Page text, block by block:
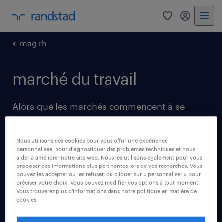
0 my
mag rh
marché du travail
Alors que les marchés commencent à se
stabiliser et que les niveaux de production
retrouvent lentement leur niveau d'avant la
pandémie, les entreprises du monde entier
doivent faire face à un autre défi : le déficit de
main d’œuvre. Savoir plus.
voir tous les articles
Nous utilisons des cookies pour vous offrir une expérience
personnalisée, pour diagnostiquer des problèmes techniques et nous
aider à améliorer notre site web. Nous les utilisons également pour vous
proposer des informations plus pertinentes lors de vos recherches. Vous
pouvez les accepter ou les refuser, ou cliquer sur « personnaliser » pour
préciser votre choix. Vous pouvez modifier vos options à tout moment.
Vous trouverez plus d'informations dans notre politique en matière de
cookies.